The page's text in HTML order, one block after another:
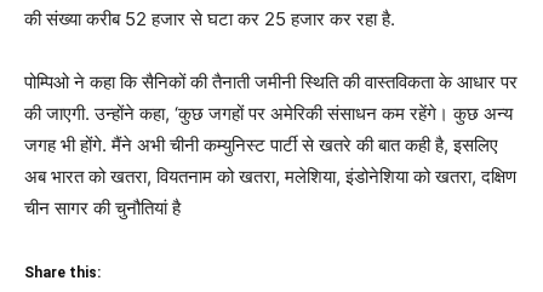
की संख्या करीब 52 हजार से घटा कर 25 हजार कर रहा है.
पोम्पिओ ने कहा कि सैनिकों की तैनाती जमीनी स्थिति की वास्तविकता के आधार पर
की जाएगी. उन्होंने कहा, ‘कुछ जगहों पर अमेरिकी संसाधन कम रहेंगे। कुछ अन्य
जगह भी होंगे. मैंने अभी चीनी कम्युनिस्ट पार्टी से खतरे की बात कही है, इसलिए
अब भारत को खतरा, वियतनाम को खतरा, मलेशिया, इंडोनेशिया को खतरा, दक्षिण
चीन सागर की चुनौतियां है
Share this: